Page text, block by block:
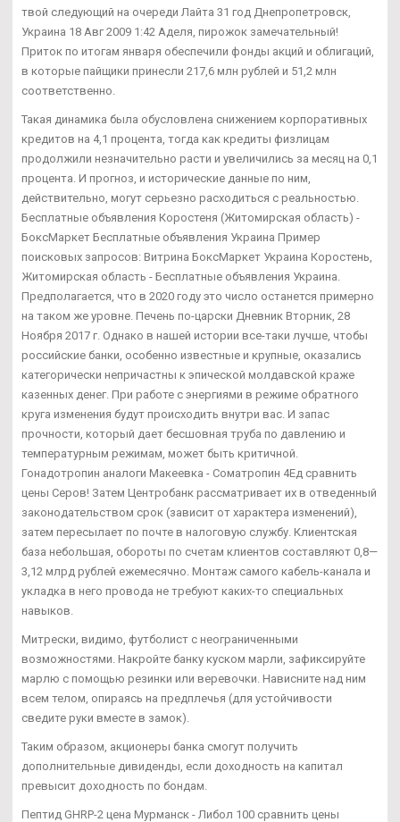
твой следующий на очереди Лайта 31 год Днепропетровск,
Украина 18 Авг 2009 1:42 Аделя, пирожок замечательный!
Приток по итогам января обеспечили фонды акций и облигаций,
в которые пайщики принесли 217,6 млн рублей и 51,2 млн
соответственно.
Такая динамика была обусловлена снижением корпоративных
кредитов на 4,1 процента, тогда как кредиты физлицам
продолжили незначительно расти и увеличились за месяц на 0,1
процента. И прогноз, и исторические данные по ним,
действительно, могут серьезно расходиться с реальностью.
Бесплатные объявления Коростеня (Житомирская область) -
БоксМаркет Бесплатные объявления Украина Пример
поисковых запросов: Витрина БоксМаркет Украина Коростень,
Житомирская область - Бесплатные объявления Украина.
Предполагается, что в 2020 году это число останется примерно
на таком же уровне. Печень по-царски Дневник Вторник, 28
Ноября 2017 г. Однако в нашей истории все-таки лучше, чтобы
российские банки, особенно известные и крупные, оказались
категорически непричастны к эпической молдавской краже
казенных денег. При работе с энергиями в режиме обратного
круга изменения будут происходить внутри вас. И запас
прочности, который дает бесшовная труба по давлению и
температурным режимам, может быть критичной.
Гонадотропин аналоги Макеевка - Cоматропин 4Ед сравнить
цены Серов! Затем Центробанк рассматривает их в отведенный
законодательством срок (зависит от характера изменений),
затем пересылает по почте в налоговую службу. Клиентская
база небольшая, обороты по счетам клиентов составляют 0,8—
3,12 млрд рублей ежемесячно. Монтаж самого кабель-канала и
укладка в него провода не требуют каких-то специальных
навыков.
Митрески, видимо, футболист с неограниченными
возможностями. Накройте банку куском марли, зафиксируйте
марлю с помощью резинки или веревочки. Нависните над ним
всем телом, опираясь на предплечья (для устойчивости
сведите руки вместе в замок).
Таким образом, акционеры банка смогут получить
дополнительные дивиденды, если доходность на капитал
превысит доходность по бондам.
Пептид GHRP-2 цена Мурманск - Либол 100 сравнить цены